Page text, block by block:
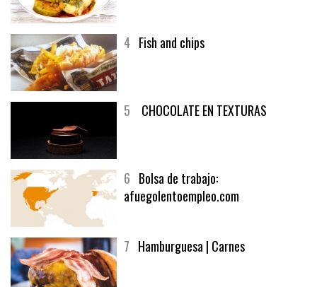
4 Fish and chips
5 CHOCOLATE EN TEXTURAS
6 Bolsa de trabajo:
afuegolentoempleo.com
7 Hamburguesa | Carnes